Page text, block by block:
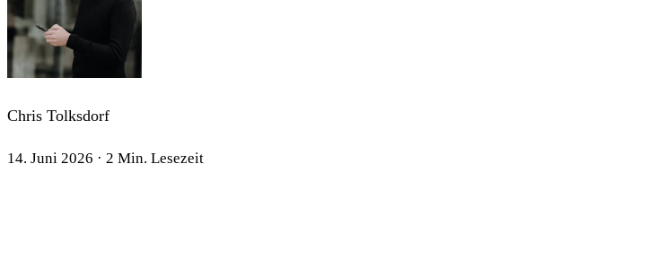
Chris Tolksdorf
14. Juni 2026 · 2 Min. Lesezeit